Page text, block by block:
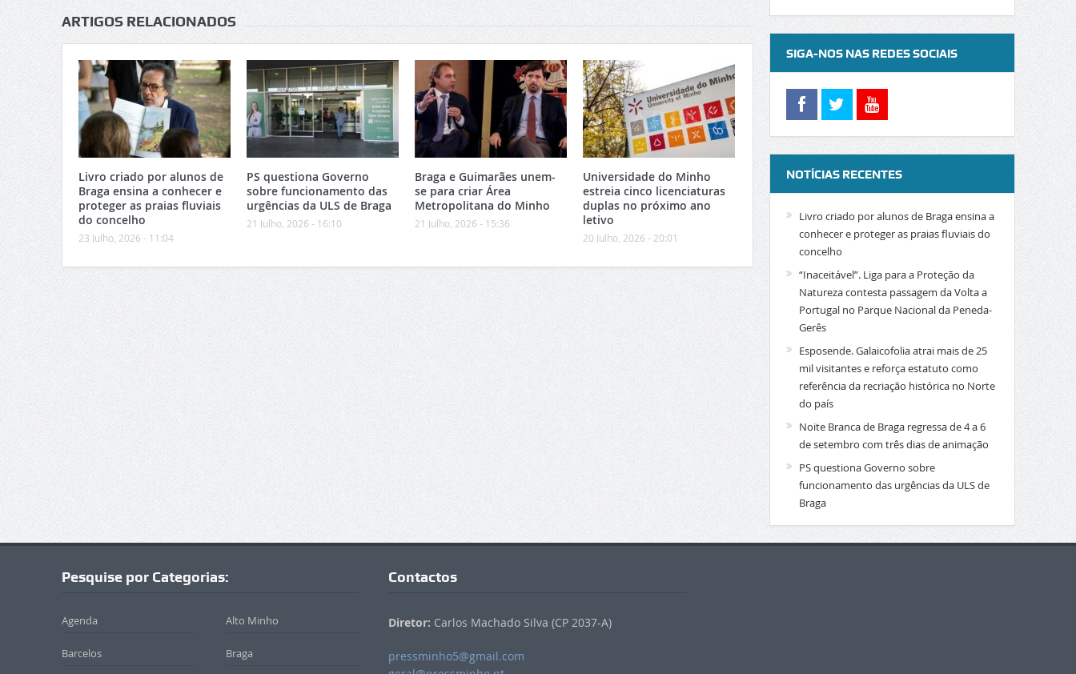
ARTIGOS RELACIONADOS
Livro criado por alunos de
Braga ensina a conhecer e
proteger as praias fluviais
do concelho
23 Julho, 2026 - 11:04
PS questiona Governo
sobre funcionamento das
urgências da ULS de Braga
21 Julho, 2026 - 16:10
Braga e Guimarães unem-
se para criar Área
Metropolitana do Minho
21 Julho, 2026 - 15:36
Universidade do Minho
estreia cinco licenciaturas
duplas no próximo ano
letivo
20 Julho, 2026 - 20:01
SIGA-NOS NAS REDES SOCIAIS
NOTÍCIAS RECENTES
Livro criado por alunos de Braga ensina a
conhecer e proteger as praias fluviais do
concelho
“Inaceitável”. Liga para a Proteção da
Natureza contesta passagem da Volta a
Portugal no Parque Nacional da Peneda-
Gerês
Esposende. Galaicofolia atrai mais de 25
mil visitantes e reforça estatuto como
referência da recriação histórica no Norte
do país
Noite Branca de Braga regressa de 4 a 6
de setembro com três dias de animação
PS questiona Governo sobre
funcionamento das urgências da ULS de
Braga
Pesquise por Categorias:
Agenda Alto Minho
Barcelos Braga
Contactos
Diretor: Carlos Machado Silva (CP 2037-A)
pressminho5@gmail.com